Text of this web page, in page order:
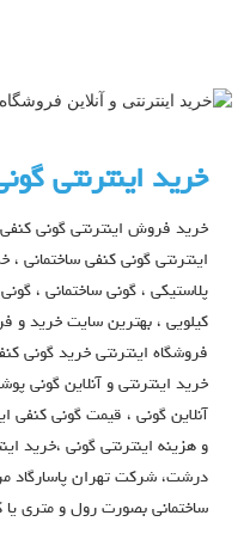
خرید اینترنتی
خرید فروش اینترنتی گونی
اینترنتی گونی کنفی ساختمانی
پلاستیکی ، گونی ساختمانی ،
کیلویی ، بهترین سایت خرید
فروشگاه اینترنتی خرید گونی
خرید اینترنتی و آنلاین گونی
آنلاین گونی ، قیمت گونی کنفی
و هزینه اینترنتی گونی ،خرید
درشت، شرکت تهران پاسارگاد
ساختمانی بصورت رول و متری یا